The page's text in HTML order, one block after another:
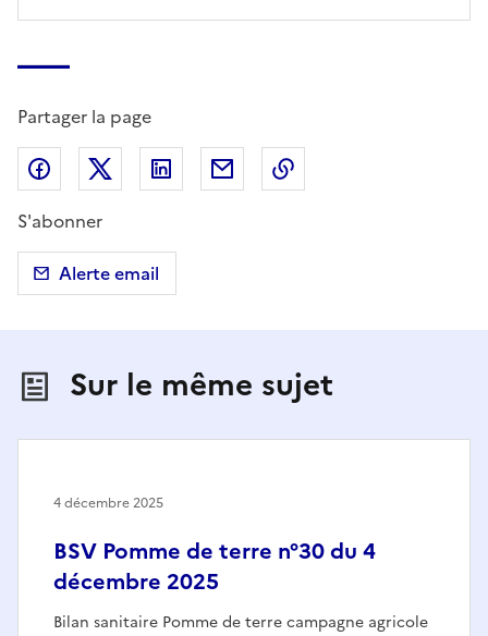
Partager la page
Partager sur Facebook
Partager sur X (anciennement Twitter)
Partager sur LinkedIn
Partager par email
S'abonner
Alerte email
Sur le même sujet
BSV Pomme de terre n°30 du 4
décembre 2025
Bilan sanitaire Pomme de terre campagne agricole
4 décembre 2025